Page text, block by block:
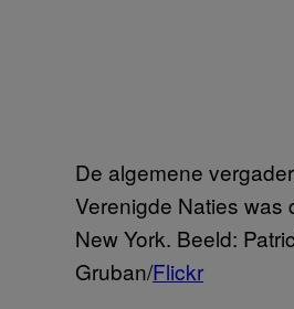
De algemene
Verenigde Naties was
New York. Beeld:
Gruban/Flickr